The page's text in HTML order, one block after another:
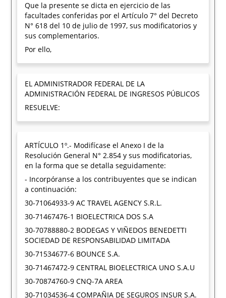
Que la presente se dicta en ejercicio de las
facultades conferidas por el Artículo 7° del Decreto
N° 618 del 10 de julio de 1997, sus modificatorios y
sus complementarios.
Por ello,
EL ADMINISTRADOR FEDERAL DE LA
ADMINISTRACIÓN FEDERAL DE INGRESOS PÚBLICOS
RESUELVE:
ARTÍCULO 1º.- Modifícase el Anexo I de la
Resolución General N° 2.854 y sus modificatorias,
en la forma que se detalla seguidamente:
- Incorpóranse a los contribuyentes que se indican
a continuación:
30-71064933-9 AC TRAVEL AGENCY S.R.L.
30-71467476-1 BIOELECTRICA DOS S.A
30-70788880-2 BODEGAS Y VIÑEDOS BENEDETTI
SOCIEDAD DE RESPONSABILIDAD LIMITADA
30-71534677-6 BOUNCE S.A.
30-71467472-9 CENTRAL BIOELECTRICA UNO S.A.U
30-70874760-9 CNQ-7A AREA
30-71034536-4 COMPAÑIA DE SEGUROS INSUR S.A.